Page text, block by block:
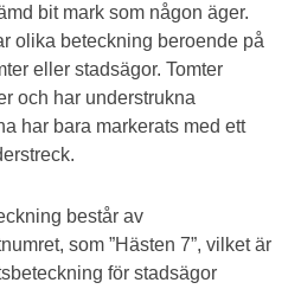
bit mark som någon äger.
olika beteckning beroende på
eller stadsägor. Tomter
och har understrukna
har bara markerats med ett
består av
som ”Hästen 7”, vilket är
för stadsägor